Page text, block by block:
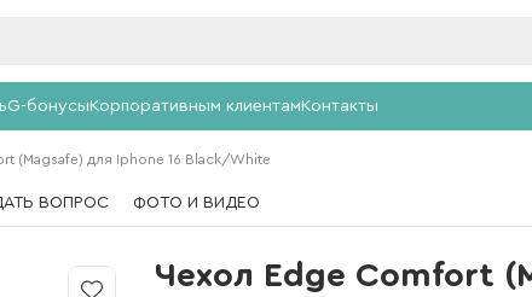
G-бонусыКорпоративным клиентамКонтакты
(Magsafe) для Iphone 16 Black/White
ВОПРОС ФОТО И ВИДЕО
Чехол Edge Comfort